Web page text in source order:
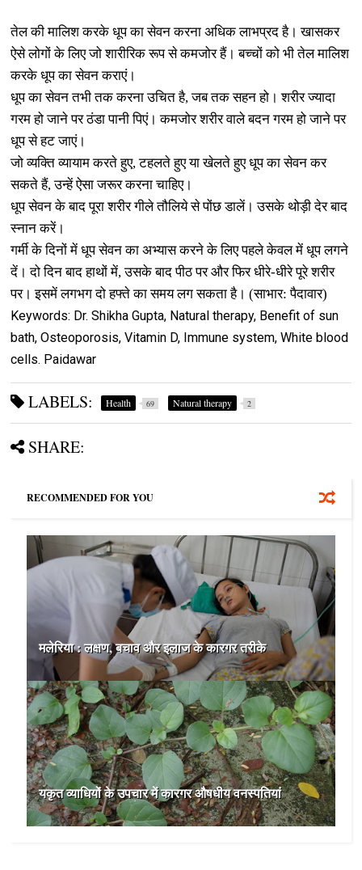
तेल की मालिश करके धूप का सेवन करना अधिक लाभप्रद है। खासकर
ऐसे लोगों के लिए जो शारीरिक रूप से कमजोर हैं। बच्‍चों को भी तेल मालिश
करके धूप का सेवन कराएं।
धूप का सेवन तभी तक करना उचित है, जब तक सहन हो। शरीर ज्‍यादा
गरम हो जाने पर ठंडा पानी पिएं। कमजोर शरीर वाले बदन गरम हो जाने पर
धूप से हट जाएं।
जो व्‍यक्ति व्‍यायाम करते हुए, टहलते हुए या खेलते हुए धूप का सेवन कर
सकते हैं, उन्‍हें ऐसा जरूर करना चाहिए।
धूप सेवन के बाद पूरा शरीर गीले तौलिये से पोंछ डालें। उसके थोड़ी देर बाद
स्‍नान करें।
गर्मी के दिनों में धूप सेवन का अभ्‍यास करने के लिए पहले केवल में धूप लगने
दें। दो दिन बाद हाथों में, उसके बाद पीठ पर और फिर धीरे-धीरे पूरे शरीर
पर। इसमें लगभग दो हफ्ते का समय लग सकता है। (साभार: पैदावार)
Keywords: Dr. Shikha Gupta, Natural therapy, Benefit of sun
bath, Osteoporosis, Vitamin D, Immune system, White blood
cells. Paidawar
LABELS: Health 69 Natural therapy 2
SHARE:
RECOMMENDED FOR YOU
मलेरिया : लक्षण, बचाव और इलाज के कारगर तरीके
यकृत व्याधियों के उपचार में कारगर औषधीय वनस्पतियां